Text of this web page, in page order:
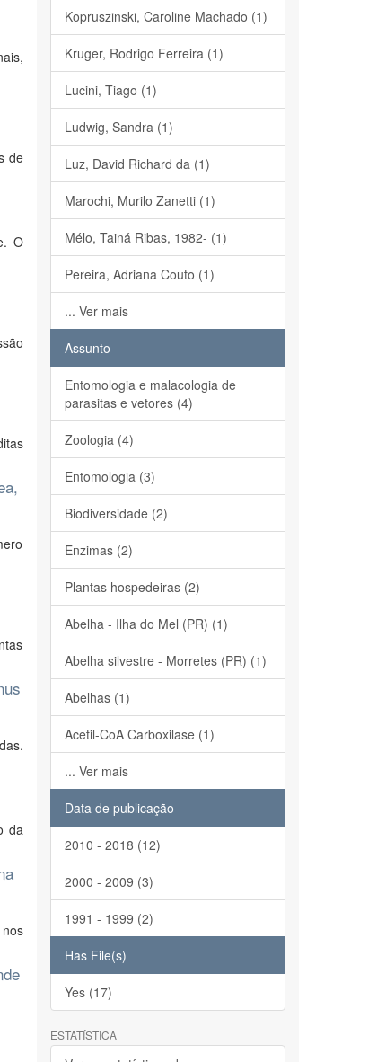
de
O
da
Kopruszinski, Caroline Machado (1)
Kruger, Rodrigo Ferreira (1)
Lucini, Tiago (1)
Ludwig, Sandra (1)
Luz, David Richard da (1)
Marochi, Murilo Zanetti (1)
Mélo, Tainá Ribas, 1982- (1)
Pereira, Adriana Couto (1)
... Ver mais
Assunto
Entomologia e malacologia de
parasitas e vetores (4)
Zoologia (4)
Entomologia (3)
Biodiversidade (2)
Enzimas (2)
Plantas hospedeiras (2)
Abelha - Ilha do Mel (PR) (1)
Abelha silvestre - Morretes (PR) (1)
Abelhas (1)
Acetil-CoA Carboxilase (1)
... Ver mais
Data de publicação
2010 - 2018 (12)
2000 - 2009 (3)
1991 - 1999 (2)
Has File(s)
Yes (17)
ESTATÍSTICA